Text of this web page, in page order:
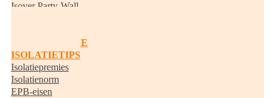
Isover Party-Wall
RANDISOLATIE
ISOLATIETIPS
Isolatiepremies
Isolatienorm
EPB-eisen